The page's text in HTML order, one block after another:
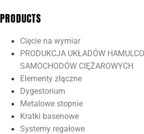
PRODUCTS
Cięcie na wymiar
PRODUKCJA UKŁADÓW
SAMOCHODÓW CIĘŻAROWYCH
Elementy złączne
Dygestorium
Metalowe stopnie
Kratki basenowe
Systemy regałowe